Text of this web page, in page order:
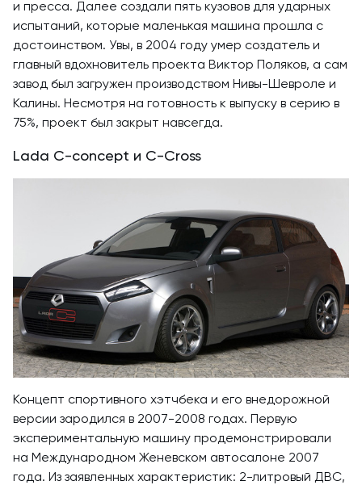
и пресса. Далее создали пять кузовов для ударных
испытаний, которые маленькая машина прошла с
достоинством. Увы, в 2004 году умер создатель и
главный вдохновитель проекта Виктор Поляков, а сам
завод был загружен производством Нивы-Шевроле и
Калины. Несмотря на готовность к выпуску в серию в
75%, проект был закрыт навсегда.
Lada C-concept и C-Cross
Концепт спортивного хэтчбека и его внедорожной
версии зародился в 2007-2008 годах. Первую
экспериментальную машину продемонстрировали
на Международном Женевском автосалоне 2007
года. Из заявленных характеристик: 2-литровый ДВС,